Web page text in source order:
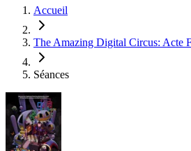
Accueil
The Amazing Digital Circus: Acte
Séances